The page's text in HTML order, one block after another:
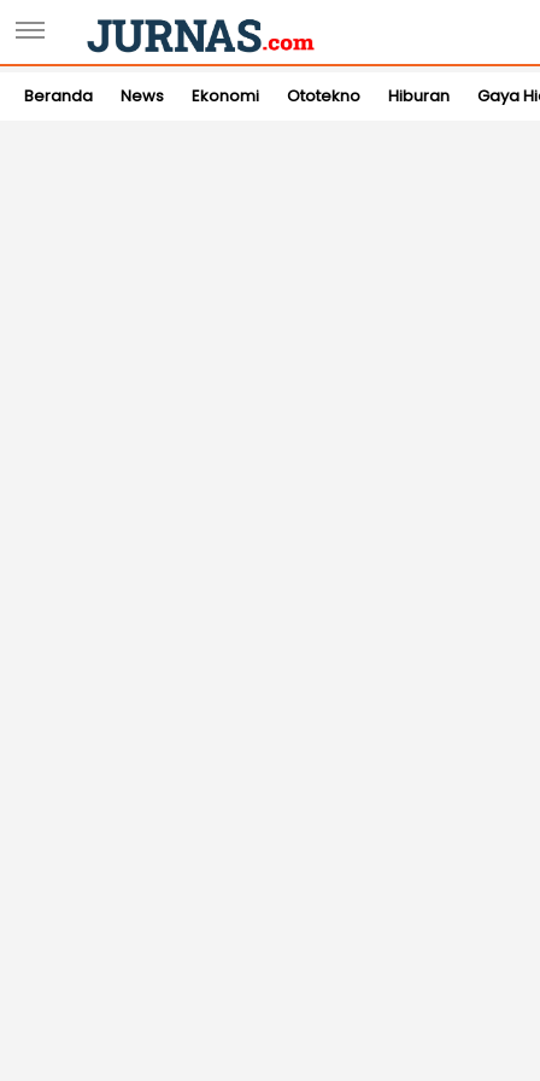
Beranda News Ekonomi Ototekno Hiburan Gaya